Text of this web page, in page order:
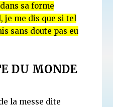
sa forme
je me dis que si tel
sans doute pas eu
DU MONDE
la messe dite